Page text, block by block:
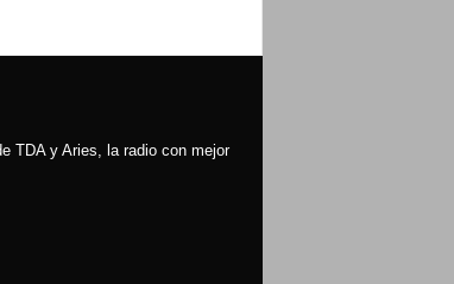
TDA y Aries, la radio con mejor